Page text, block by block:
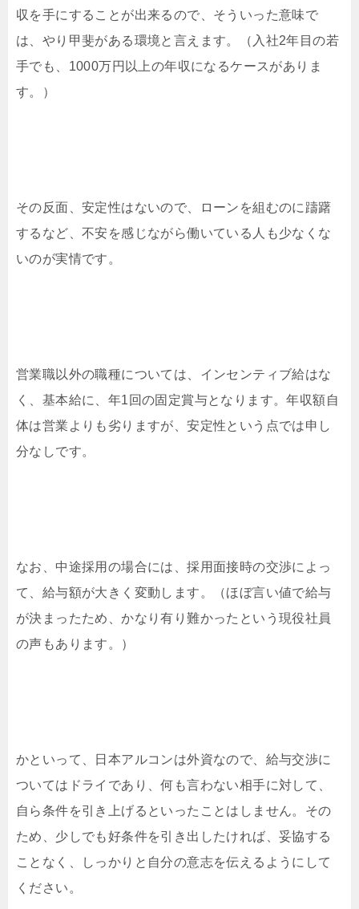
収を手にすることが出来るので、そういった意味で
は、やり甲斐がある環境と言えます。（入社2年目の若
手でも、1000万円以上の年収になるケースがありま
す。）
その反面、安定性はないので、ローンを組むのに躊躇
するなど、不安を感じながら働いている人も少なくな
いのが実情です。
営業職以外の職種については、インセンティブ給はな
く、基本給に、年1回の固定賞与となります。年収額自
体は営業よりも劣りますが、安定性という点では申し
分なしです。
なお、中途採用の場合には、採用面接時の交渉によっ
て、給与額が大きく変動します。（ほぼ言い値で給与
が決まったため、かなり有り難かったという現役社員
の声もあります。）
かといって、日本アルコンは外資なので、給与交渉に
ついてはドライであり、何も言わない相手に対して、
自ら条件を引き上げるといったことはしません。その
ため、少しでも好条件を引き出したければ、妥協する
ことなく、しっかりと自分の意志を伝えるようにして
ください。